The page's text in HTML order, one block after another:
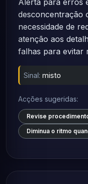
Alerta para erros
desconcentração
necessidade de
atenção aos
falhas para evitar
Sinal: misto
Acções sugeridas:
Revise
Diminua o ritmo